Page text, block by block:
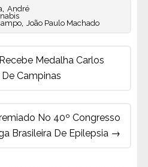
André
, João Paulo Machado
Medalha Carlos
Campinas
No 40º Congresso
Brasileira De Epilepsia →